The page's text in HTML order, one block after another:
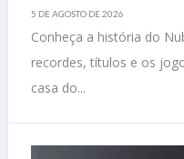
5 DE AGOSTO DE 2026
Conheça a história do
recordes, títulos e os
casa do...